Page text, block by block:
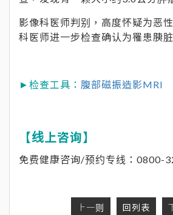
影像科医师判别，高度怀疑为恶
科医师进一步检查确认为罹患胰脏
►检查工具： 腹部磁振造影MRI
【线上咨询】
免费健康咨询/预约专线：0800-
上一则 回列表